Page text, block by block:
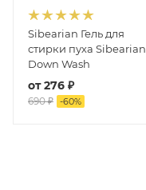
Sibearian Гель для
стирки пуха Sibearian
Down Wash
от276 ₽
690 ₽ -60%